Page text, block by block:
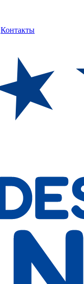
Контакты